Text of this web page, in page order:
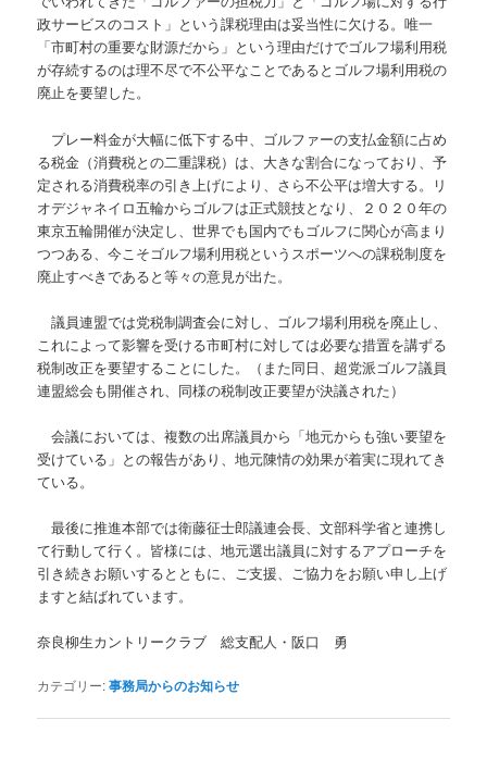
政サービスのコスト」という課税理由は妥当性に欠ける。唯一
「市町村の重要な財源だから」という理由だけでゴルフ場利用税
が存続するのは理不尽で不公平なことであるとゴルフ場利用税の
廃止を要望した。
プレー料金が大幅に低下する中、ゴルファーの支払金額に占め
る税金（消費税との二重課税）は、大きな割合になっており、予
定される消費税率の引き上げにより、さら不公平は増大する。リ
オデジャネイロ五輪からゴルフは正式競技となり、２０２０年の
東京五輪開催が決定し、世界でも国内でもゴルフに関心が高まり
つつある、今こそゴルフ場利用税というスポーツへの課税制度を
廃止すべきであると等々の意見が出た。
議員連盟では党税制調査会に対し、ゴルフ場利用税を廃止し、
これによって影響を受ける市町村に対しては必要な措置を講ずる
税制改正を要望することにした。（また同日、超党派ゴルフ議員
連盟総会も開催され、同様の税制改正要望が決議された）
会議においては、複数の出席議員から「地元からも強い要望を
受けている」との報告があり、地元陳情の効果が着実に現れてき
ている。
最後に推進本部では衛藤征士郎議連会長、文部科学省と連携し
て行動して行く。皆様には、地元選出議員に対するアプローチを
引き続きお願いするとともに、ご支援、ご協力をお願い申し上げ
ますと結ばれています。
奈良柳生カントリークラブ 総支配人・阪口 勇
カテゴリー:事務局からのお知らせ